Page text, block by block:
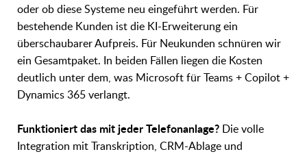
oder ob diese Systeme neu eingeführt werden. Für
bestehende Kunden ist die KI-Erweiterung ein
überschaubarer Aufpreis. Für Neukunden schnüren wir
ein Gesamtpaket. In beiden Fällen liegen die Kosten
deutlich unter dem, was Microsoft für Teams + Copilot +
Dynamics 365 verlangt.
Funktioniert das mit jeder Telefonanlage?Die volle
Integration mit Transkription, CRM-Ablage und